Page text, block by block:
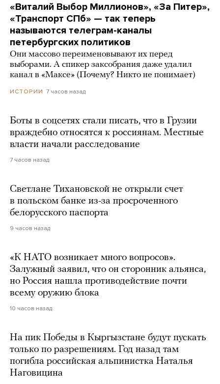
«Виталий Выбор Миллионов», «За Питер»,
«Транспорт СПб» — так теперь
называются телеграм-каналы
петербургских политиков
Они массово переименовывают их перед
выборами. А спикер заксобрания даже удалил
канал в «Максе» (Почему? Никто не понимает)
ИСТОРИИ 7 часов назад
Боты в соцсетях стали писать, что в Грузии
враждебно относятся к россиянам. Местные
власти начали расследование
7 часов назад
Светлане Тихановской не открыли счет
в польском банке из-за просроченного
белорусского паспорта
9 часов назад
«К НАТО возникает много вопросов».
Залужный заявил, что он сторонник альянса,
но Россия нашла противодействие почти
всему оружию блока
10 часов назад
На пик Победы в Кыргызстане будут пускать
только по разрешениям. Год назад там
погибла российская альпинистка Наталья
Наговицина